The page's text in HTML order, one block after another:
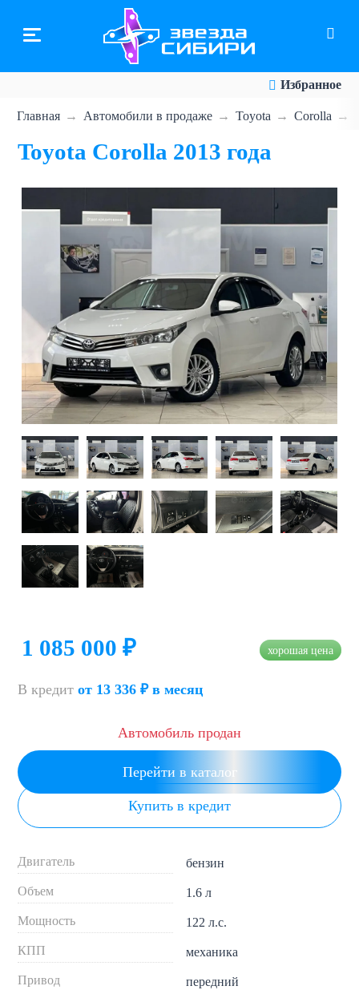
основному
Избранное
Главная Автомобили в продаже Toyota Corolla
Toyota Corolla 2013 года
1 085 000 ₽ хорошая цена
В кредит от 13 336 ₽ в месяц
Автомобиль продан
Перейти в каталог
Купить в кредит
Двигатель бензин
Объем 1.6 л
Мощность 122 л.с.
КПП механика
Привод передний